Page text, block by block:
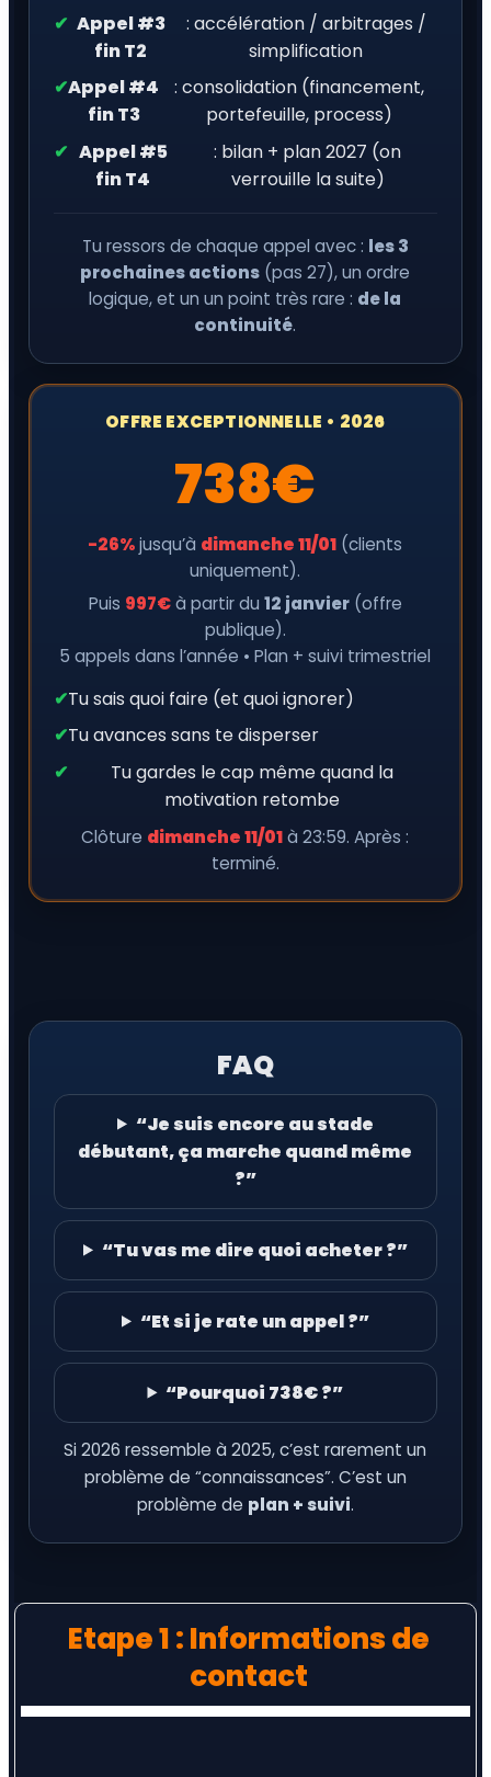
✔ Appel #3
fin T2
: accélération / arbitrages /
simplification
✔Appel #4
fin T3
: consolidation (financement,
portefeuille, process)
✔ Appel #5
fin T4
: bilan + plan 2027 (on
verrouille la suite)
Tu ressors de chaque appel avec : les 3
prochaines actions (pas 27), un ordre
logique, et un un point très rare : de la
continuité.
OFFRE EXCEPTIONNELLE • 2026
738€
-26%jusqu’à dimanche 11/01 (clients
uniquement).
Puis 997€à partir du 12 janvier(offre
publique).
5 appels dans l’année • Plan + suivi trimestriel
✔Tu sais quoi faire (et quoi ignorer)
✔Tu avances sans te disperser
✔
Tu gardes le cap même quand la
motivation retombe
Clôture dimanche 11/01à 23:59. Après :
terminé.
FAQ
“Je suis encore au stade
débutant, ça marche quand même
?”
“Tu vas me dire quoi acheter ?”
“Et si je rate un appel ?”
“Pourquoi 738€ ?”
Si 2026 ressemble à 2025, c’est rarement un
problème de “connaissances”. C’est un
problème de plan + suivi.
Etape 1 : Informations de
contact